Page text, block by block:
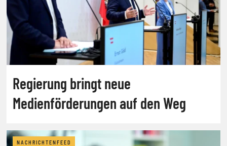
Regierung bringt neue
Medienförderungen auf den Weg
NACHRICHTENFEED